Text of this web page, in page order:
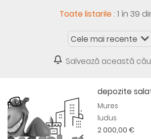
Toate listarile :1 în 39
Salvează această
depozite
Mures
ludus
2 000,00 €